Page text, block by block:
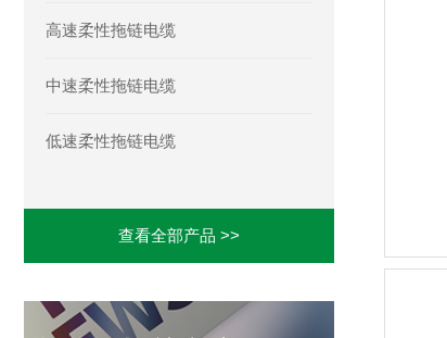
高速柔性拖链电缆
中速柔性拖链电缆
低速柔性拖链电缆
查看全部产品 >>